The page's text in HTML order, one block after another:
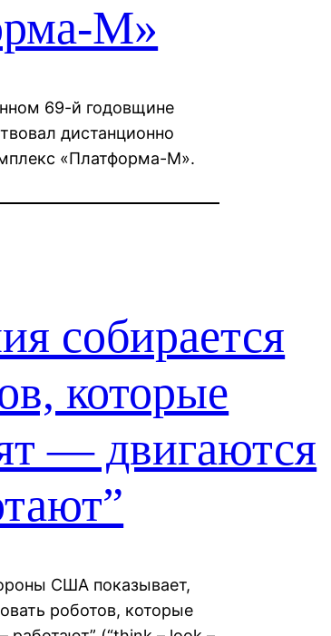
М»
69-й годовщине
дистанционно
«Платформа-М».
собирается
которые
— двигаются
США показывает,
роботов, которые